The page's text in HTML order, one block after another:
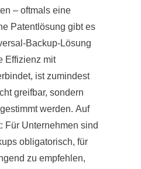
– oftmals eine
Patentlösung gibt es
Backup-Lösung
Effizienz mit
ist zumindest
greifbar, sondern
werden. Auf
Für Unternehmen sind
obligatorisch, für
zu empfehlen,